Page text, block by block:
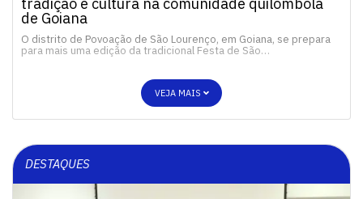
de Goiana
O distrito de Povoação de São Lourenço, em Goiana, se prepara
para mais uma edição da tradicional Festa de São…
VEJA MAIS
DESTAQUES